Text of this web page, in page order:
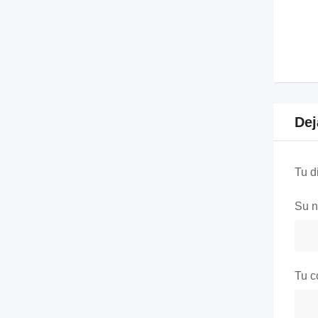
Tu
Su
Tu